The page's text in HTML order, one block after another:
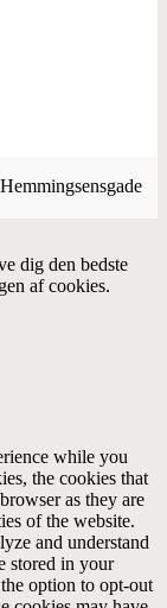
dig den bedste
af cookies.
while you
the cookies that
as they are
of the website.
and understand
stored in your
option to opt-out